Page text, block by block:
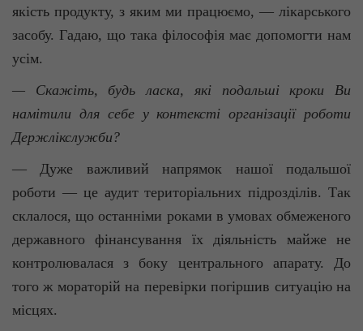
якість продукту, з яким ми працюємо, — лікарського
засобу. Гадаю, що така філософія має допомогти нам
усім.
— Скажіть, будь ласка, які подальші кроки Ви
намітили для себе у контексті організації роботи
Держлікслужби?
— Дуже важливий напрямок нашої подальшої
роботи — це аудит територіальних підрозділів. Так
склалося, що останніми роками в умовах обмеженого
державного фінансування їх діяльність майже не
контролювалася з боку центрального апарату. До
того ж мораторій на перевірки погіршив ситуацію на
місцях.